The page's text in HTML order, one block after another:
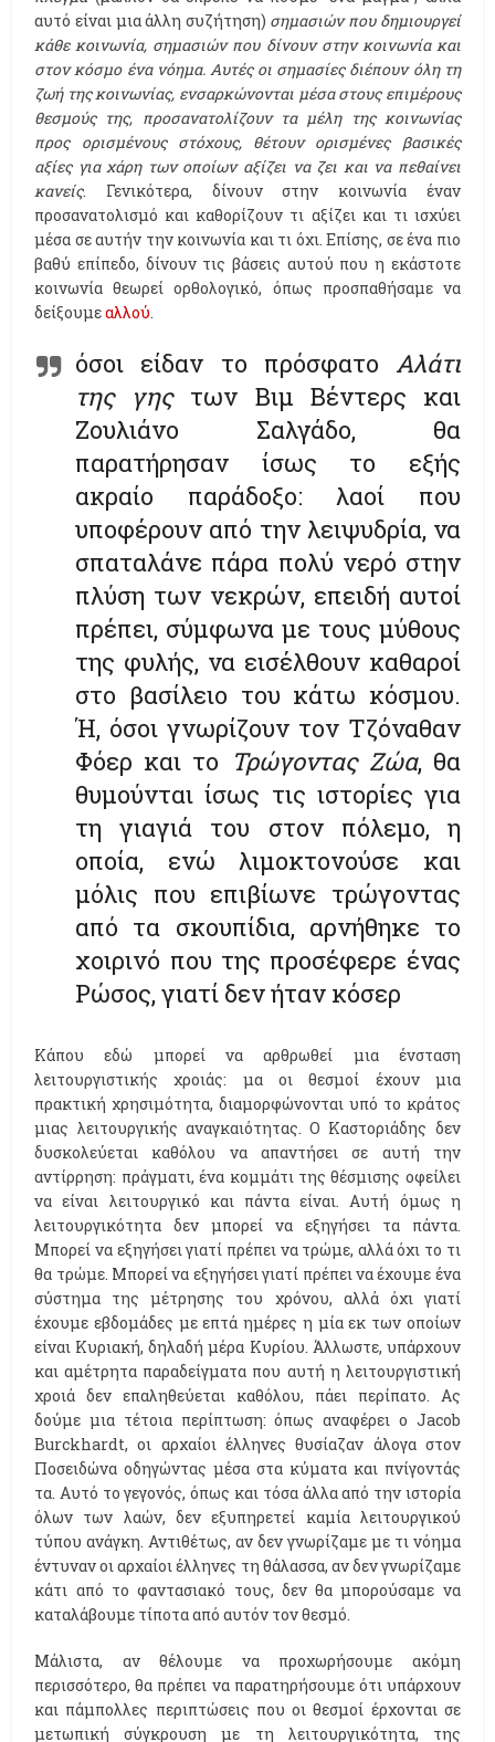
αυτό είναι μια άλλη συζήτηση) σημασιών που δημιουργεί
κάθε κοινωνία, σημασιών που δίνουν στην κοινωνία και
στον κόσμο ένα νόημα. Αυτές οι σημασίες διέπουν όλη τη
ζωή της κοινωνίας, ενσαρκώνονται μέσα στους επιμέρους
θεσμούς της, προσανατολίζουν τα μέλη της κοινωνίας
προς ορισμένους στόχους, θέτουν ορισμένες βασικές
αξίες για χάρη των οποίων αξίζει να ζει και να πεθαίνει
κανείς. Γενικότερα, δίνουν στην κοινωνία έναν
προσανατολισμό και καθορίζουν τι αξίζει και τι ισχύει
μέσα σε αυτήν την κοινωνία και τι όχι. Επίσης, σε ένα πιο
βαθύ επίπεδο, δίνουν τις βάσεις αυτού που η εκάστοτε
κοινωνία θεωρεί ορθολογικό, όπως προσπαθήσαμε να
δείξουμεαλλού.
όσοι είδαν το πρόσφατο Αλάτι
της γηςτων Βιμ Βέντερς και
Ζουλιάνο Σαλγάδο, θα
παρατήρησαν ίσως το εξής
ακραίο παράδοξο: λαοί που
υποφέρουν από την λειψυδρία, να
σπαταλάνε πάρα πολύ νερό στην
πλύση των νεκρών, επειδή αυτοί
πρέπει, σύμφωνα με τους μύθους
της φυλής, να εισέλθουν καθαροί
στο βασίλειο του κάτω κόσμου.
Ή, όσοι γνωρίζουν τον Τζόναθαν
Φόερ και το Τρώγοντας Ζώα, θα
θυμούνται ίσως τις ιστορίες για
τη γιαγιά του στον πόλεμο, η
οποία, ενώ λιμοκτονούσε και
μόλις που επιβίωνε τρώγοντας
από τα σκουπίδια, αρνήθηκε το
χοιρινό που της προσέφερε ένας
Ρώσος, γιατί δεν ήταν κόσερ
Κάπου εδώ μπορεί να αρθρωθεί μια ένσταση
λειτουργιστικής χροιάς: μα οι θεσμοί έχουν μια
πρακτική χρησιμότητα, διαμορφώνονται υπό το κράτος
μιας λειτουργικής αναγκαιότητας. Ο Καστοριάδης δεν
δυσκολεύεται καθόλου να απαντήσει σε αυτή την
αντίρρηση: πράγματι, ένα κομμάτι της θέσμισης οφείλει
να είναι λειτουργικό και πάντα είναι. Αυτή όμως η
λειτουργικότητα δεν μπορεί να εξηγήσει τα πάντα.
Μπορεί να εξηγήσει γιατί πρέπει να τρώμε, αλλά όχι το τι
θα τρώμε. Μπορεί να εξηγήσει γιατί πρέπει να έχουμε ένα
σύστημα της μέτρησης του χρόνου, αλλά όχι γιατί
έχουμε εβδομάδες με επτά ημέρες η μία εκ των οποίων
είναι Κυριακή, δηλαδή μέρα Κυρίου. Άλλωστε, υπάρχουν
και αμέτρητα παραδείγματα που αυτή η λειτουργιστική
χροιά δεν επαληθεύεται καθόλου, πάει περίπατο. Ας
δούμε μια τέτοια περίπτωση: όπως αναφέρει ο Jacob
Burckhardt, οι αρχαίοι έλληνες θυσίαζαν άλογα στον
Ποσειδώνα οδηγώντας μέσα στα κύματα και πνίγοντάς
τα. Αυτό το γεγονός, όπως και τόσα άλλα από την ιστορία
όλων των λαών, δεν εξυπηρετεί καμία λειτουργικού
τύπου ανάγκη. Αντιθέτως, αν δεν γνωρίζαμε με τι νόημα
έντυναν οι αρχαίοι έλληνες τη θάλασσα, αν δεν γνωρίζαμε
κάτι από το φαντασιακό τους, δεν θα μπορούσαμε να
καταλάβουμε τίποτα από αυτόν τον θεσμό.
Μάλιστα, αν θέλουμε να προχωρήσουμε ακόμη
περισσότερο, θα πρέπει να παρατηρήσουμε ότι υπάρχουν
και πάμπολλες περιπτώσεις που οι θεσμοί έρχονται σε
μετωπική σύγκρουση με τη λειτουργικότητα, της